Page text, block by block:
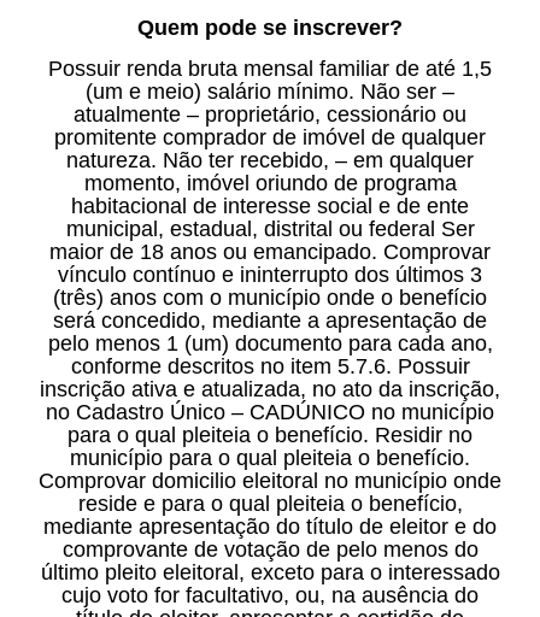
Quem pode se inscrever?
Possuir renda bruta mensal familiar de até 1,5
(um e meio) salário mínimo. Não ser –
atualmente – proprietário, cessionário ou
promitente comprador de imóvel de qualquer
natureza. Não ter recebido, – em qualquer
momento, imóvel oriundo de programa
habitacional de interesse social e de ente
municipal, estadual, distrital ou federal Ser
maior de 18 anos ou emancipado. Comprovar
vínculo contínuo e ininterrupto dos últimos 3
(três) anos com o município onde o benefício
será concedido, mediante a apresentação de
pelo menos 1 (um) documento para cada ano,
conforme descritos no item 5.7.6. Possuir
inscrição ativa e atualizada, no ato da inscrição,
no Cadastro Único – CADÚNICO no município
para o qual pleiteia o benefício. Residir no
município para o qual pleiteia o benefício.
Comprovar domicilio eleitoral no município onde
reside e para o qual pleiteia o benefício,
mediante apresentação do título de eleitor e do
comprovante de votação de pelo menos do
último pleito eleitoral, exceto para o interessado
cujo voto for facultativo, ou, na ausência do